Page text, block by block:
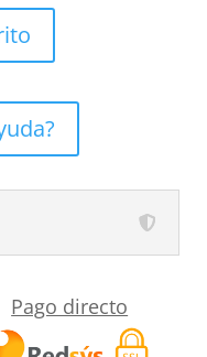
Pago directo